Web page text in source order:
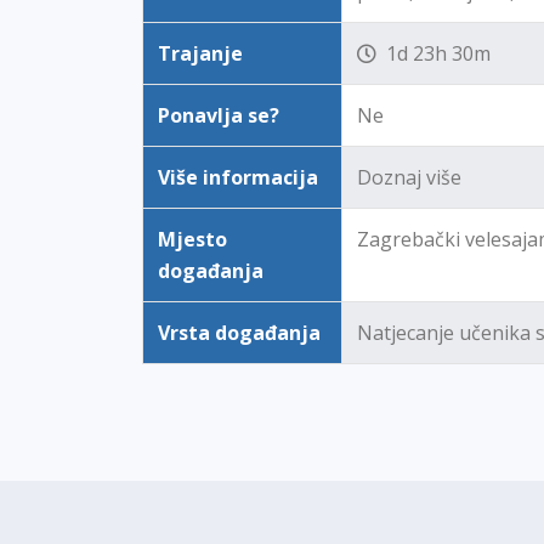
Trajanje 1d 23h 30m
Ponavlja se? Ne
Više informacija Doznaj više
Mjesto
događanja
Zagrebački
Vrsta događanja Natjecanje učenika